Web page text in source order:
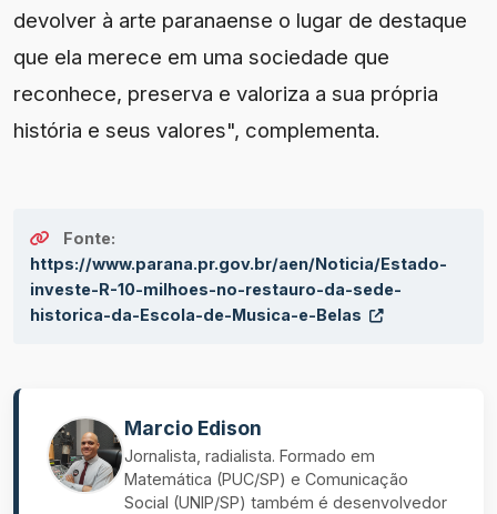
devolver à arte paranaense o lugar de destaque
que ela merece em uma sociedade que
reconhece, preserva e valoriza a sua própria
história e seus valores", complementa.
Fonte:
https://www.parana.pr.gov.br/aen/Noticia/Estado-
investe-R-10-milhoes-no-restauro-da-sede-
historica-da-Escola-de-Musica-e-Belas
Marcio Edison
Jornalista, radialista. Formado em
Matemática (PUC/SP) e Comunicação
Social (UNIP/SP) também é desenvolvedor